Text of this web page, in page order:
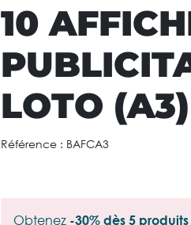
10
LOTO (A3)
Référence : BAFCA3
Obtenez -30% dès 5 produits